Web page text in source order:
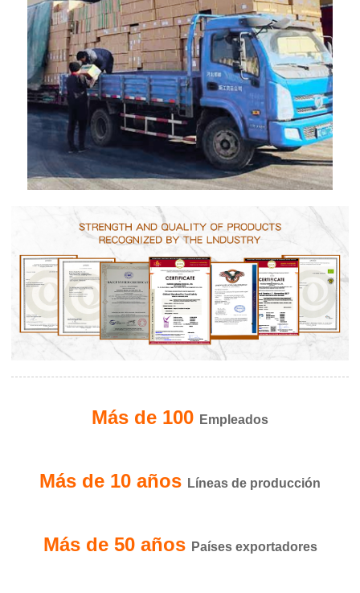
Más de 100 Empleados
Más de 10 años Líneas de producción
Más de 50 años Países exportadores